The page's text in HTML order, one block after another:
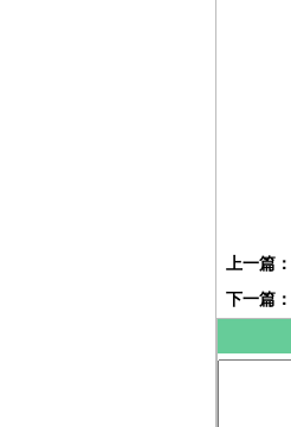
上一篇：
下一篇：